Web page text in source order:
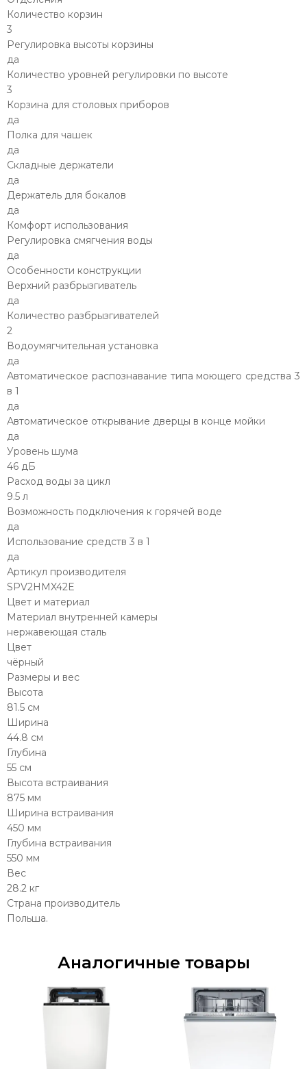
Количество корзин
3
Регулировка высоты корзины
да
Количество уровней регулировки по высоте
3
Корзина для столовых приборов
да
Полка для чашек
да
Складные держатели
да
Держатель для бокалов
да
Комфорт использования
Регулировка смягчения воды
да
Особенности конструкции
Верхний разбрызгиватель
да
Количество разбрызгивателей
2
Водоумягчительная установка
да
Автоматическое распознавание типа моющего средства 3
в 1
да
Автоматическое открывание дверцы в конце мойки
да
Уровень шума
46 дБ
Расход воды за цикл
9.5 л
Возможность подключения к горячей воде
да
Использование средств 3 в 1
да
Артикул производителя
SPV2HMX42E
Цвет и материал
Материал внутренней камеры
нержавеющая сталь
Цвет
чёрный
Размеры и вес
Высота
81.5 см
Ширина
44.8 см
Глубина
55 см
Высота встраивания
875 мм
Ширина встраивания
450 мм
Глубина встраивания
550 мм
Вес
28.2 кг
Страна производитель
Польша.
Аналогичные товары